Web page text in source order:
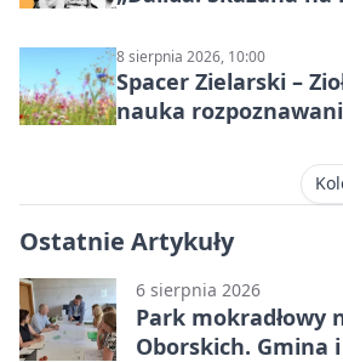
8 sierpnia 2026, 10:00
Spacer Zielarski –
nauka
Ostatnie Artykuły
6 sierpnia 2026
Park mokradłowy
Oborskich. Gmina